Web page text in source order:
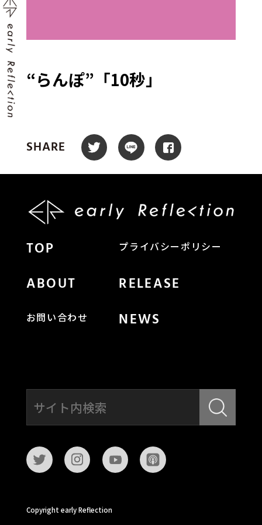
“らんぽ”「10秒」
SHARE
TOP プライバシーポリシー
ABOUT RELEASE
お問い合わせ NEWS
Copyright early Reflection